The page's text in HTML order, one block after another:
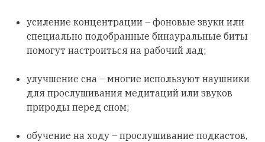
усиление концентрации – фоновые звуки или
специально подобранные бинауральные биты
помогут настроиться на рабочий лад;
улучшение сна – многие используют наушники
для прослушивания медитаций или звуков
природы перед сном;
обучение на ходу – прослушивание подкастов,